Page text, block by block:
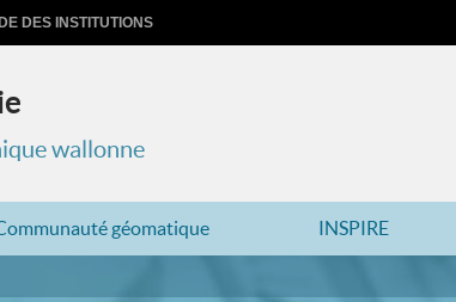
DES INSTITUTIONS
wallonne
géomatique INSPIRE